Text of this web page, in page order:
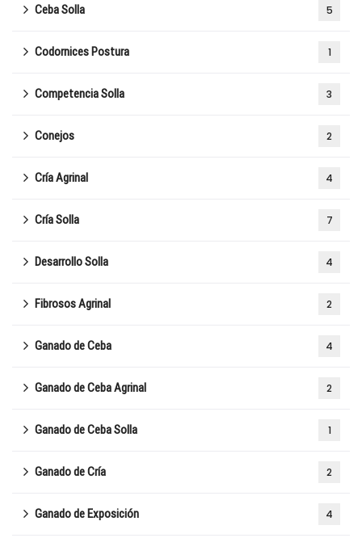
Ceba Solla 5
Codornices Postura 1
Competencia Solla 3
Conejos 2
Cría Agrinal 4
Cría Solla 7
Desarrollo Solla 4
Fibrosos Agrinal 2
Ganado de Ceba 4
Ganado de Ceba Agrinal 2
Ganado de Ceba Solla 1
Ganado de Cría 2
Ganado de Exposición 4